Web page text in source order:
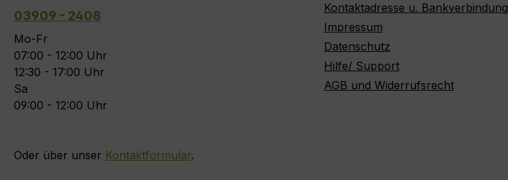
03909 - 2408
Mo-Fr
07:00 - 12:00 Uhr
12:30 - 17:00 Uhr
Sa
09:00 - 12:00 Uhr
Oder über unser Kontaktformular.
Kontaktadresse u. Bankverbindung
Impressum
Datenschutz
Hilfe/ Support
AGB und Widerrufsrecht